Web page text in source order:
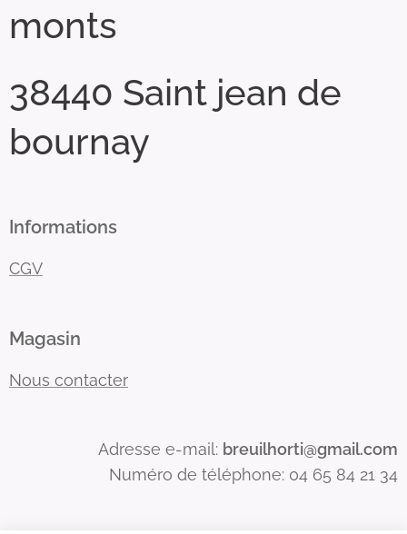
monts
38440 Saint jean de
bournay
Informations
CGV
Magasin
Nous contacter
Adresse e-mail: breuilhorti@gmail.com
Numéro de téléphone: 04 65 84 21 34